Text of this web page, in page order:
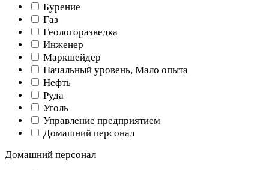
Бурение
Газ
Геологоразведка
Инженер
Маркшейдер
Начальный уровень, Мало опыта
Нефть
Руда
Уголь
Управление предприятием
Домашний персонал
Домашний персонал